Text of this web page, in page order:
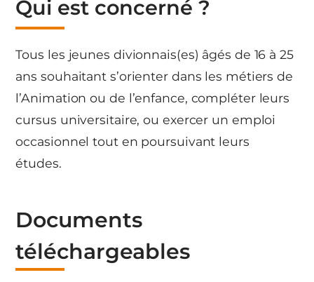
Qui est concerné ?
Tous les jeunes divionnais(es) âgés de 16 à 25
ans souhaitant s’orienter dans les métiers de
l’Animation ou de l’enfance, compléter leurs
cursus universitaire, ou exercer un emploi
occasionnel tout en poursuivant leurs
études.
Documents
téléchargeables